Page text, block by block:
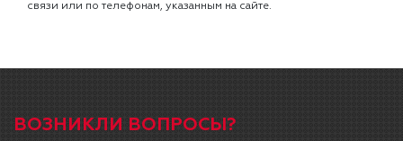
связи или по телефонам, указанным на сайте.
ВОЗНИКЛИ ВОПРОСЫ?